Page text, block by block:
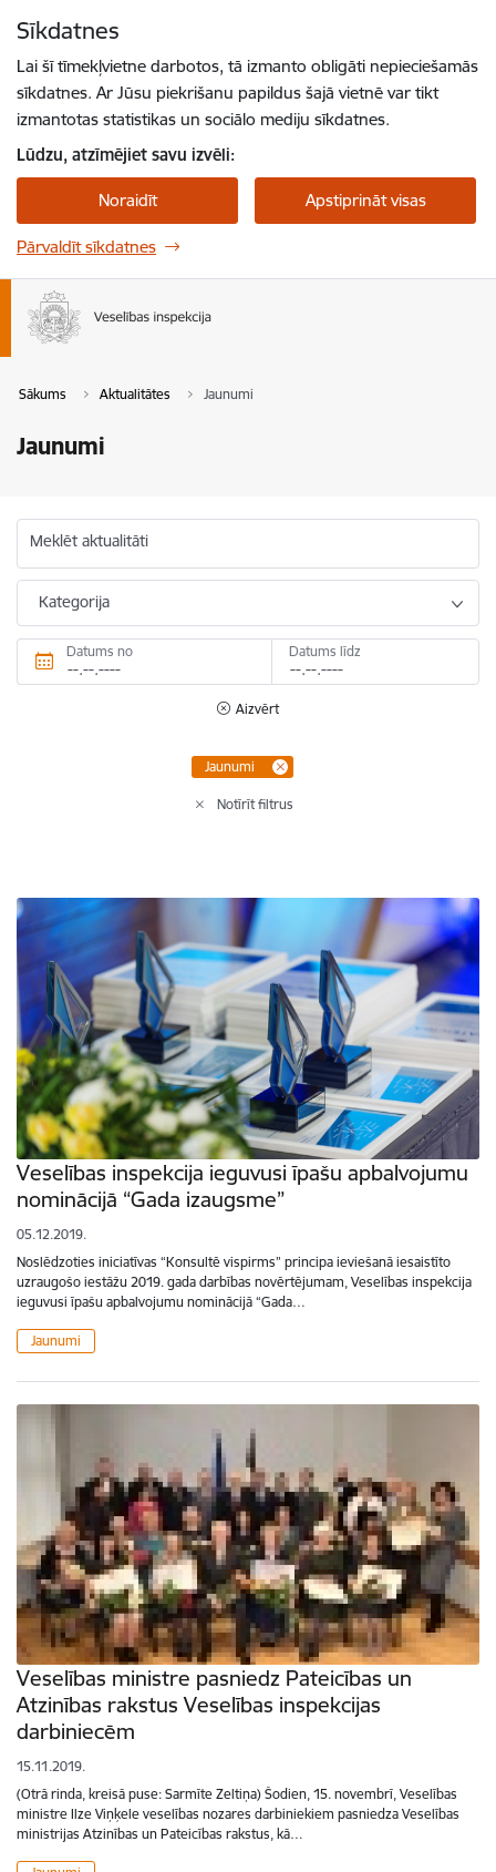
Sīkdatnes
Lai šī tīmekļvietne darbotos, tā izmanto obligāti nepieciešamās
sīkdatnes. Ar Jūsu piekrišanu papildus šajā vietnē var tikt
izmantotas statistikas un sociālo mediju sīkdatnes.
Lūdzu, atzīmējiet savu izvēli:
Noraidīt Apstiprināt visas
Pārvaldīt sīkdatnes
Sākums Aktualitātes Jaunumi
Jaunumi
Meklēt aktualitāti
Kategorija
Datums no Datums līdz
Aizvērt
Jaunumi
Notīrīt filtrus
Veselības inspekcija ieguvusi īpašu apbalvojumu
nominācijā “Gada izaugsme”
05.12.2019.
Noslēdzoties iniciatīvas “Konsultē vispirms” principa ieviešanā iesaistīto
uzraugošo iestāžu 2019. gada darbības novērtējumam, Veselības inspekcija
ieguvusi īpašu apbalvojumu nominācijā “Gada…
Jaunumi
Veselības ministre pasniedz Pateicības un
Atzinības rakstus Veselības inspekcijas
darbiniecēm
15.11.2019.
(Otrā rinda, kreisā puse: Sarmīte Zeltiņa) Šodien, 15. novembrī, Veselības
ministre Ilze Viņķele veselības nozares darbiniekiem pasniedza Veselības
ministrijas Atzinības un Pateicības rakstus, kā…